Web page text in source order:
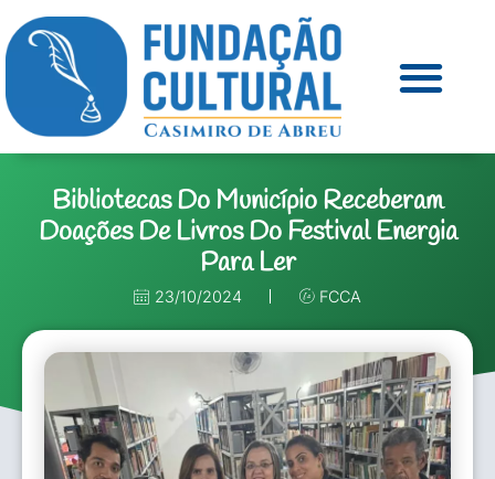
Bibliotecas Do Município Receberam
Doações De Livros Do Festival Energia
Para Ler
23/10/2024 FCCA